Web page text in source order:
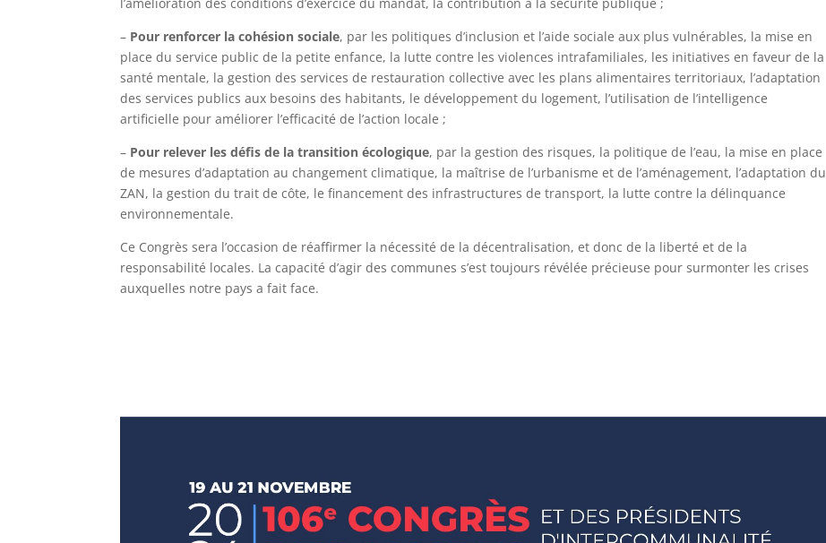
– Pour renforcer la cohésion sociale, par les politiques d’inclusion et l’aide sociale aux plus vulnérables, la mise en
place du service public de la petite enfance, la lutte contre les violences intrafamiliales, les initiatives en faveur de la
santé mentale, la gestion des services de restauration collective avec les plans alimentaires territoriaux, l’adaptation
des services publics aux besoins des habitants, le développement du logement, l’utilisation de l’intelligence
artificielle pour améliorer l’efficacité de l’action locale ;
– Pour relever les défis de la transition écologique, par la gestion des risques, la politique de l’eau, la mise en place
de mesures d’adaptation au changement climatique, la maîtrise de l’urbanisme et de l’aménagement, l’adaptation du
ZAN, la gestion du trait de côte, le financement des infrastructures de transport, la lutte contre la délinquance
environnementale.
Ce Congrès sera l’occasion de réaffirmer la nécessité de la décentralisation, et donc de la liberté et de la
responsabilité locales. La capacité d’agir des communes s’est toujours révélée précieuse pour surmonter les crises
auxquelles notre pays a fait face.